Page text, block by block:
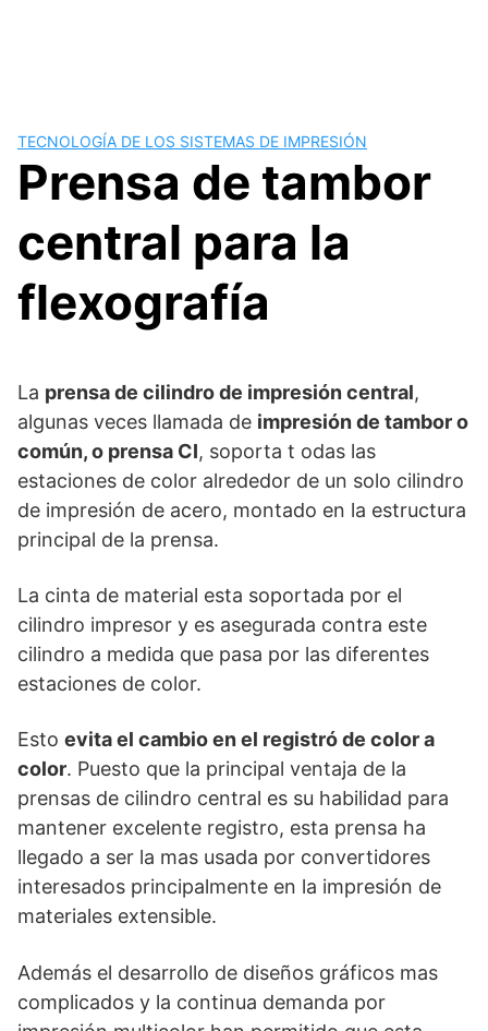
TECNOLOGÍA DE LOS SISTEMAS DE IMPRESIÓN
Prensa de tambor
central para la
flexografía
La prensa de cilindro de impresión central,
algunas veces llamada de impresión de tambor o
común, o prensa CI, soporta t odas las
estaciones de color alrededor de un solo cilindro
de impresión de acero, montado en la estructura
principal de la prensa.
La cinta de material esta soportada por el
cilindro impresor y es asegurada contra este
cilindro a medida que pasa por las diferentes
estaciones de color.
Esto evita el cambio en el registró de color a
color. Puesto que la principal ventaja de la
prensas de cilindro central es su habilidad para
mantener excelente registro, esta prensa ha
llegado a ser la mas usada por convertidores
interesados principalmente en la impresión de
materiales extensible.
Además el desarrollo de diseños gráficos mas
complicados y la continua demanda por